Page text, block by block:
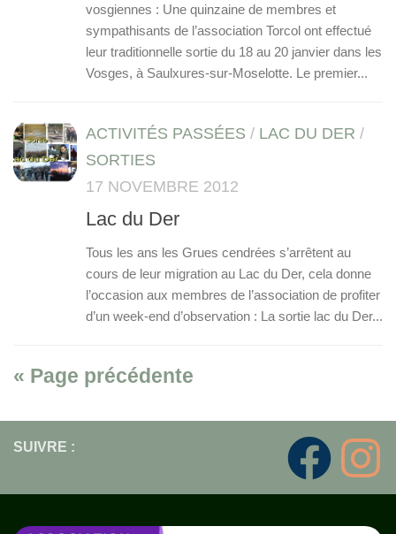
vosgiennes : Une quinzaine de membres et
sympathisants de l’association Torcol ont effectué
leur traditionnelle sortie du 18 au 20 janvier dans les
Vosges, à Saulxures-sur-Moselotte. Le premier...
ACTIVITÉS PASSÉES / LAC DU DER /
SORTIES
17 NOVEMBRE 2012
Lac du Der
Tous les ans les Grues cendrées s’arrêtent au
cours de leur migration au Lac du Der, cela donne
l’occasion aux membres de l’association de profiter
d’un week-end d’observation : La sortie lac du Der...
« Page précédente
SUIVRE :